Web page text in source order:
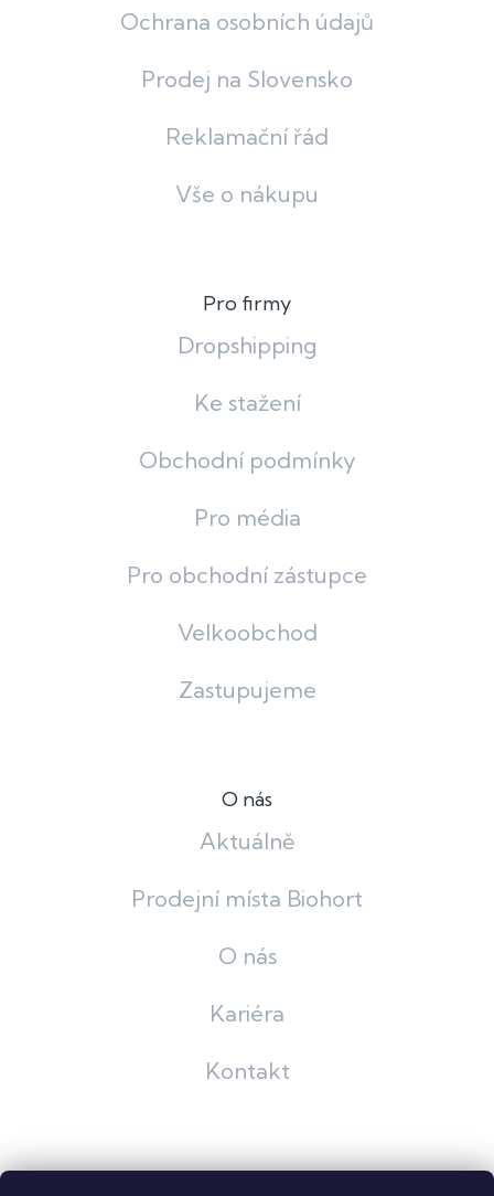
Ochrana osobních údajů
Prodej na Slovensko
Reklamační řád
Vše o nákupu
Pro firmy
Dropshipping
Ke stažení
Obchodní podmínky
Pro média
Pro obchodní zástupce
Velkoobchod
Zastupujeme
O nás
Aktuálně
Prodejní místa Biohort
O nás
Kariéra
Kontakt